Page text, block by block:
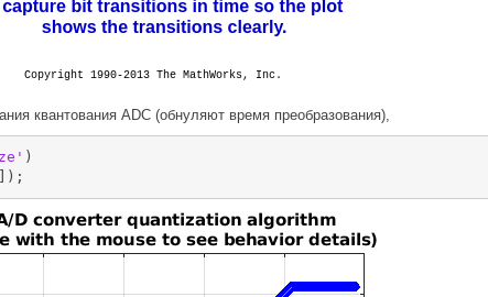
квантования ADC (обнуляют время преобразования),
)